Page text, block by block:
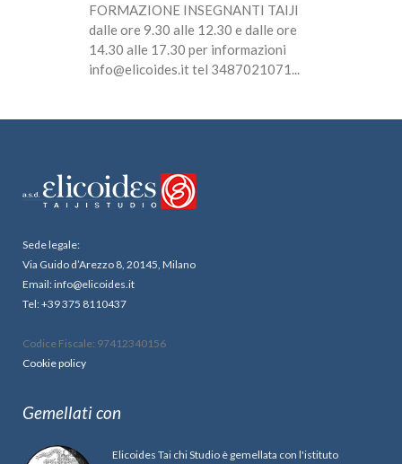
FORMAZIONE INSEGNANTI TAIJI
dalle ore 9.30 alle 12.30 e dalle ore
14.30 alle 17.30 per informazioni
info@elicoides.it tel 3487021071...
Sede legale:
Via Guido d’Arezzo 8, 20145, Milano
Email: info@elicoides.it
Tel: +39 375 8110437
Codice Fiscale: 97412340156
Cookie policy
Gemellati con
Elicoides Tai chi Studio è gemellata con l'istituto